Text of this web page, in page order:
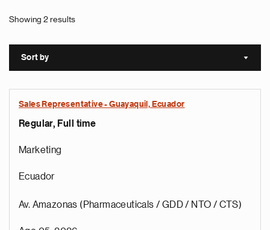
Showing 2 results
Sort by Sort
Sales Representative - Guayaquil, Ecuador
Regular, Full time
Marketing
Ecuador
Av. Amazonas (Pharmaceuticals / GDD / NTO / CTS)